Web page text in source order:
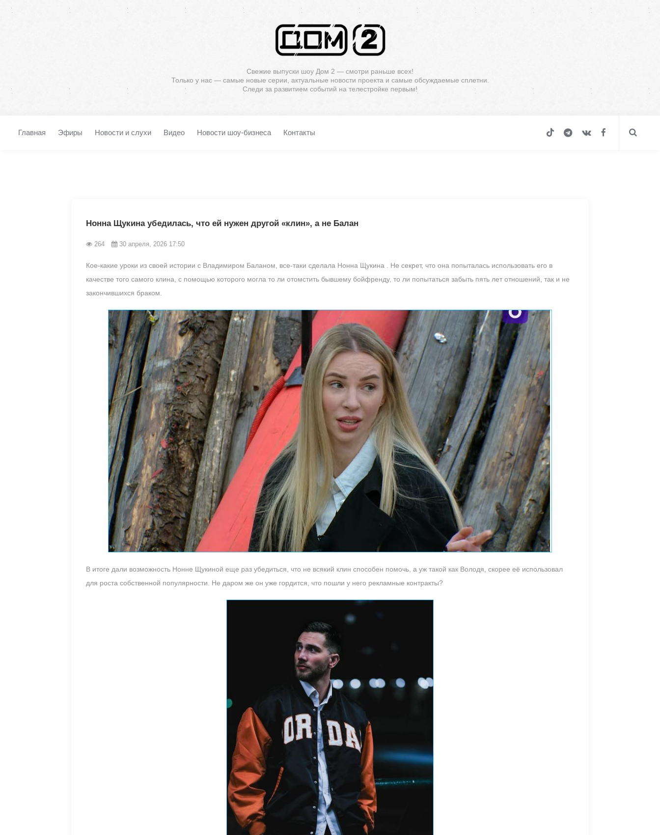
Свежие выпуски шоу Дом 2 — смотри раньше всех!
Только у нас — самые новые серии, актуальные новости проекта и самые обсуждаемые сплетни.
Следи за развитием событий на телестройке первым!
Главная Эфиры Новости и слухи Видео Новости шоу-бизнеса Контакты
Нонна Щукина убедилась, что ей нужен другой «клин», а не Балан
264 30 апреля, 2026 17:50
Кое-какие уроки из своей истории с Владимиром Баланом, все-таки сделала Нонна Щукина . Не секрет, что она попыталась использовать его в
качестве того самого клина, с помощью которого могла то ли отомстить бывшему бойфренду, то ли попытаться забыть пять лет отношений, так и не
закончившихся браком.
В итоге дали возможность Нонне Щукиной еще раз убедиться, что не всякий клин способен помочь, а уж такой как Володя, скорее её использовал
для роста собственной популярности. Не даром же он уже гордится, что пошли у него рекламные контракты?